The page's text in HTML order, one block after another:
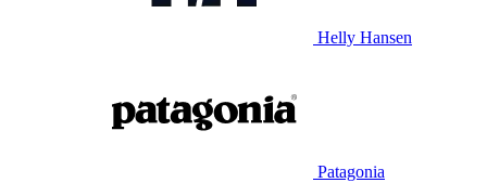
Helly Hansen
Patagonia